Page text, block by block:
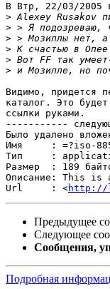
В Втр, 22/03/2005
>
>
>
>
>
>
Видимо, придется
каталог. Это
ссылки руками.
-----------
Было удалено
Имя     : =?iso-8859-
Тип     :
Размер  : 189
Описание: This is
Url     : <http://
Предыдущее
Следующее
Сообщения,
Подробная